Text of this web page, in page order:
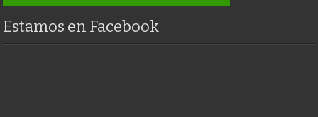
Estamos en Facebook